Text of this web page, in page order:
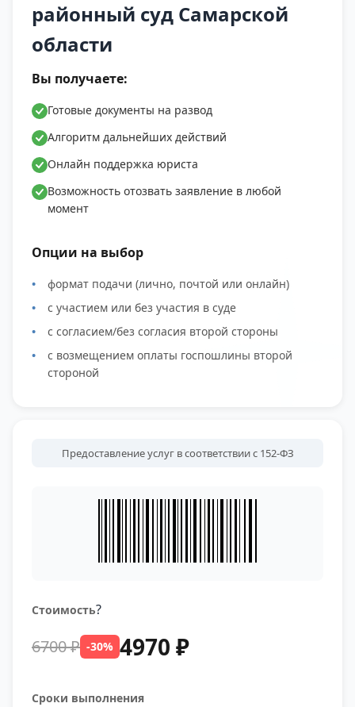
районный суд Самарской
области
Вы получаете:
Готовые документы на развод
Алгоритм дальнейших действий
Онлайн поддержка юриста
Возможность отозвать заявление в любой
момент
Опции на выбор
формат подачи (лично, почтой или онлайн)
с участием или без участия в суде
с согласием/без согласия второй стороны
с возмещением оплаты госпошлины второй
стороной
Предоставление услуг в соответствии с 152-ФЗ
Стоимость?
6700 ₽ -30% 4970 ₽
Сроки выполнения